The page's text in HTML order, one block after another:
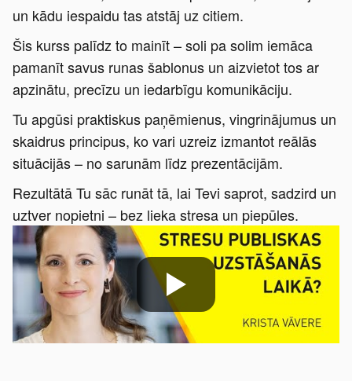
un kādu iespaidu tas atstāj uz citiem.
Šis kurss palīdz to mainīt – soli pa solim iemāca
pamanīt savus runas šablonus un aizvietot tos ar
apzinātu, precīzu un iedarbīgu komunikāciju.
Tu apgūsi praktiskus paņēmienus, vingrinājumus un
skaidrus principus, ko vari uzreiz izmantot reālās
situācijās – no sarunām līdz prezentācijām.
Rezultātā Tu sāc runāt tā, lai Tevi saprot, sadzird un
uztver nopietni – bez lieka stresa un piepūles.